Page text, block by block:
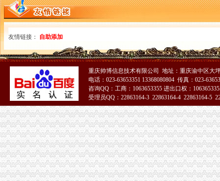
以增经济发展动力为遵循重庆市国税局扎实推进税收改革-新华网
重庆高档住宅土地增值税预征率上调至2%_国内新闻_烟台房产网_买
重庆市税收征管保障办-重庆农业农村信息网
重庆市旭鑫工商税务咨询有限公司-百姓网
“营改增”政策深度解析与操作实务专题李老师,04月16日重庆税
立信税务师事务所有限公司重庆分公司
重庆发票新规定,税务金四期上线！-企业税收优惠政策-重庆市黔江
重庆税务注销
重庆发票新规定,税务金四期上线！-企业税收优惠政策-重庆市黔江
重庆注册税务招聘_重庆注册税务招聘信息_智联重庆招聘网_找工作求
重庆高档住宅土地增值税预征率上调至2%_国内新闻_烟台房产网_买
《一般纳税人注销流程》100篇第一文库网
重庆工商注册代理记账变更税务财务佼佼泽工商
重庆财税_专业的财务、税收实务网站-亿企赢财税资讯
国家税务总局2015年持续加“规范税务”建设_部门新闻_新闻_中国
重庆沙坪坝门户网
友情链接： 自助添加
重庆帅博信息技术有限公司 地址：重庆渝中区大
电话：023-63653351 13368080804 传真：023-
咨询QQ：工商：1063653355 进出口权：
受理员QQ：22863164-3 22863164-4 22863164-5